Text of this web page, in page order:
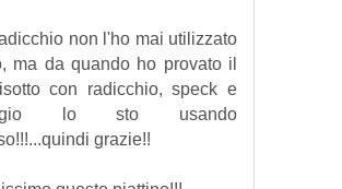
non l'ho mai utilizzato
ma da quando ho provato il
con radicchio, speck e
lo sto usando
grazie!!